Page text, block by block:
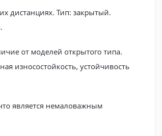
дистанциях. Тип: закрытый.
от моделей открытого типа.
износостойкость, устойчивость
является немаловажным